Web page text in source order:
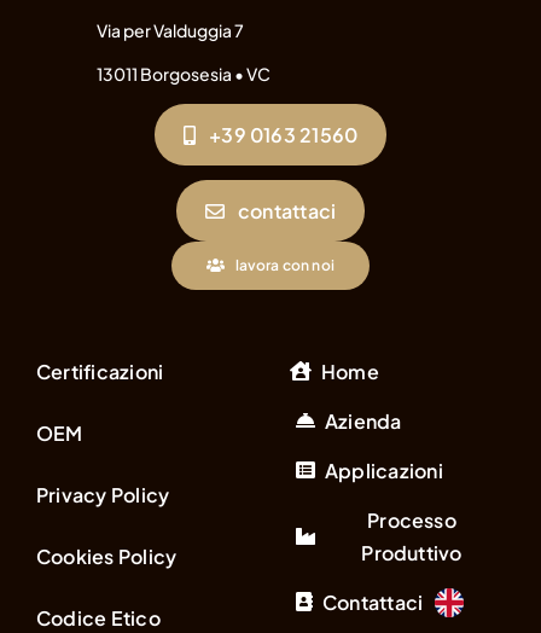
Via per Valduggia 7
13011 Borgosesia • VC
+39 0163 21560
contattaci
lavora con noi
Certificazioni
OEM
Privacy Policy
Cookies Policy
Codice Etico
Home
Azienda
Applicazioni
Processo
Produttivo
Contattaci